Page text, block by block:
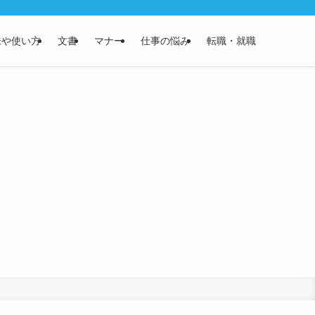
使い方 文書 マナー 仕事の悩み 転職・就職